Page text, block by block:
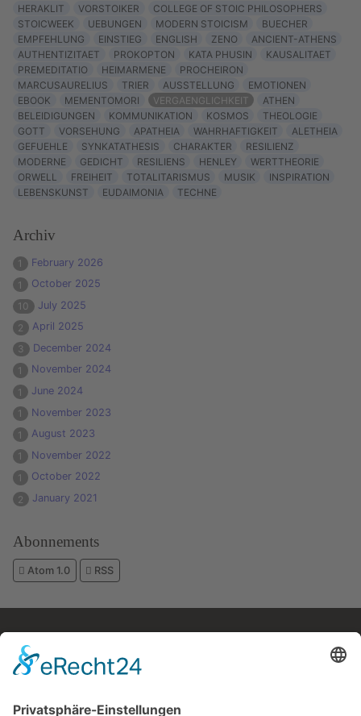
HERAKLIT
VORSTOIKER
COLLEGE OF STOIC PHILOSOPHERS
STOICWEEK
UEBUNGEN MODERN STOICISM
BUECHER
EMPFEHLUNG
EINSTIEG ENGLISH ZENO
ANCIENT-ATHENS
AUTHENTIZITAET
PROKOPTON KATA PHUSIN
KAUSALITAET
PREMEDITATIO
HEIMARMENE
PROCHEIRON
MARCUSAURELIUS
TRIER AUSSTELLUNG
EMOTIONEN
EBOOK
MEMENTOMORI VERGAENGLICHKEIT
ATHEN
BELEIDIGUNGEN
KOMMUNIKATION KOSMOS
THEOLOGIE
GOTT
VORSEHUNG APATHEIA WAHRHAFTIGKEIT
ALETHEIA
GEFUEHLE
SYNKATATHESIS CHARAKTER
RESILIENZ
MODERNE
GEDICHT RESILIENS HENLEY
WERTTHEORIE
ORWELL
FREIHEIT TOTALITARISMUS MUSIK
INSPIRATION
LEBENSKUNST
EUDAIMONIA TECHNE
Archiv
1
February 2026
1
October 2025
10
July 2025
2
April 2025
3
December 2024
1
November 2024
1
June 2024
1
November 2023
1
August 2023
1
November 2022
1
October 2022
2
January 2021
Abonnements
Atom 1.0 RSS
Kostenloses E-Book
Memento Mori
Eine philosophische Meditation über das Leben, den